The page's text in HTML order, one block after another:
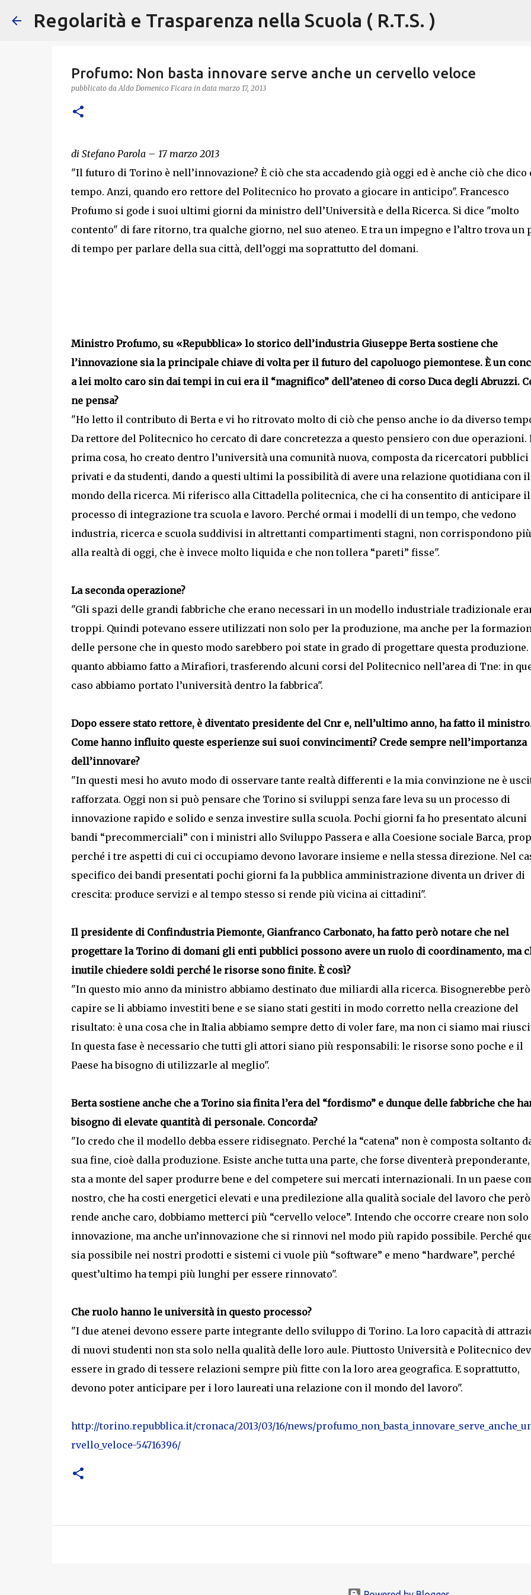
Passa ai contenuti principali
Regolarità e Trasparenza nella Scuola ( R.T.S. )
Profumo: Non basta innovare serve anche un cervello veloce
pubblicato daAldo Domenico Ficara in data marzo 17, 2013
di Stefano Parola – 17 marzo 2013
"Il futuro di Torino è nell’innovazione? È ciò che sta accadendo già oggi ed è anche ciò che dico
tempo. Anzi, quando ero rettore del Politecnico ho provato a giocare in anticipo". Francesco
Profumo si gode i suoi ultimi giorni da ministro dell’Università e della Ricerca. Si dice "molto
contento" di fare ritorno, tra qualche giorno, nel suo ateneo. E tra un impegno e l’altro trova un
di tempo per parlare della sua città, dell’oggi ma soprattutto del domani.
Ministro Profumo, su «Repubblica» lo storico dell’industria Giuseppe Berta sostiene che
l’innovazione sia la principale chiave di volta per il futuro del capoluogo piemontese. È un
a lei molto caro sin dai tempi in cui era il “magnifico” dell’ateneo di corso Duca degli Abruzzi.
ne pensa?
"Ho letto il contributo di Berta e vi ho ritrovato molto di ciò che penso anche io da diverso
Da rettore del Politecnico ho cercato di dare concretezza a questo pensiero con due operazioni.
prima cosa, ho creato dentro l’università una comunità nuova, composta da ricercatori pubblici
privati e da studenti, dando a questi ultimi la possibilità di avere una relazione quotidiana con il
mondo della ricerca. Mi riferisco alla Cittadella politecnica, che ci ha consentito di anticipare il
processo di integrazione tra scuola e lavoro. Perché ormai i modelli di un tempo, che vedono
industria, ricerca e scuola suddivisi in altrettanti compartimenti stagni, non corrispondono più
alla realtà di oggi, che è invece molto liquida e che non tollera “pareti” fisse".
La seconda operazione?
"Gli spazi delle grandi fabbriche che erano necessari in un modello industriale tradizionale
troppi. Quindi potevano essere utilizzati non solo per la produzione, ma anche per la
delle persone che in questo modo sarebbero poi state in grado di progettare questa produzione.
quanto abbiamo fatto a Mirafiori, trasferendo alcuni corsi del Politecnico nell’area di Tne: in
caso abbiamo portato l’università dentro la fabbrica".
Dopo essere stato rettore, è diventato presidente del Cnr e, nell’ultimo anno, ha fatto il
Come hanno influito queste esperienze sui suoi convincimenti? Crede sempre nell’importanza
dell’innovare?
"In questi mesi ho avuto modo di osservare tante realtà differenti e la mia convinzione ne è
rafforzata. Oggi non si può pensare che Torino si sviluppi senza fare leva su un processo di
innovazione rapido e solido e senza investire sulla scuola. Pochi giorni fa ho presentato alcuni
bandi “precommerciali” con i ministri allo Sviluppo Passera e alla Coesione sociale Barca,
perché i tre aspetti di cui ci occupiamo devono lavorare insieme e nella stessa direzione. Nel
specifico dei bandi presentati pochi giorni fa la pubblica amministrazione diventa un driver di
crescita: produce servizi e al tempo stesso si rende più vicina ai cittadini".
Il presidente di Confindustria Piemonte, Gianfranco Carbonato, ha fatto però notare che nel
progettare la Torino di domani gli enti pubblici possono avere un ruolo di coordinamento, ma
inutile chiedere soldi perché le risorse sono finite. È così?
"In questo mio anno da ministro abbiamo destinato due miliardi alla ricerca. Bisognerebbe però
capire se li abbiamo investiti bene e se siano stati gestiti in modo corretto nella creazione del
risultato: è una cosa che in Italia abbiamo sempre detto di voler fare, ma non ci siamo mai
In questa fase è necessario che tutti gli attori siano più responsabili: le risorse sono poche e il
Paese ha bisogno di utilizzarle al meglio".
Berta sostiene anche che a Torino sia finita l’era del “fordismo” e dunque delle fabbriche che
bisogno di elevate quantità di personale. Concorda?
"Io credo che il modello debba essere ridisegnato. Perché la “catena” non è composta soltanto
sua fine, cioè dalla produzione. Esiste anche tutta una parte, che forse diventerà preponderante,
sta a monte del saper produrre bene e del competere sui mercati internazionali. In un paese
nostro, che ha costi energetici elevati e una predilezione alla qualità sociale del lavoro che
rende anche caro, dobbiamo metterci più “cervello veloce”. Intendo che occorre creare non
innovazione, ma anche un’innovazione che si rinnovi nel modo più rapido possibile. Perché
sia possibile nei nostri prodotti e sistemi ci vuole più “software” e meno “hardware”, perché
quest’ultimo ha tempi più lunghi per essere rinnovato".
Che ruolo hanno le università in questo processo?
"I due atenei devono essere parte integrante dello sviluppo di Torino. La loro capacità di
di nuovi studenti non sta solo nella qualità delle loro aule. Piuttosto Università e Politecnico
essere in grado di tessere relazioni sempre più fitte con la loro area geografica. E soprattutto,
devono poter anticipare per i loro laureati una relazione con il mondo del lavoro".
http://torino.repubblica.it/cronaca/2013/03/16/news/
rvello_veloce-54716396/